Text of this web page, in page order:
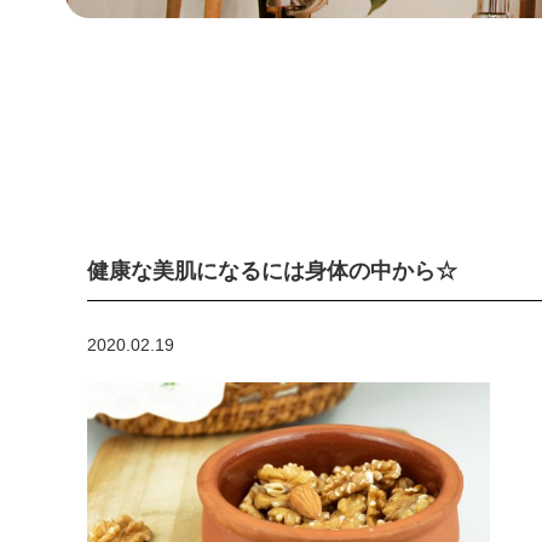
健康な美肌になるには身体の中から☆
2020.02.19